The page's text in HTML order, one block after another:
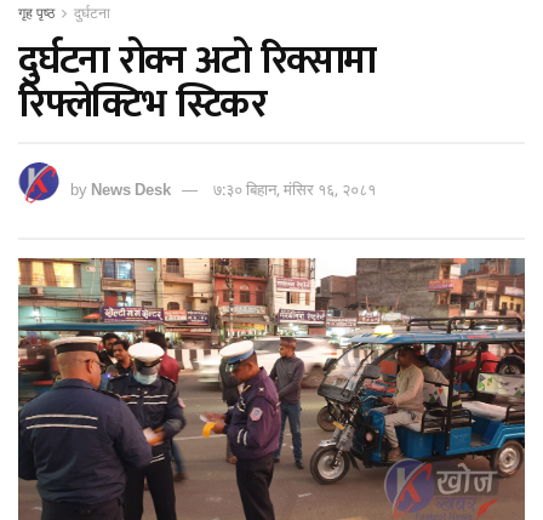
गृह पृष्ठ दुर्घटना
दुर्घटना रोक्न अटो रिक्सामा
रिफ्लेक्टिभ स्टिकर
byNews Desk ७:३० बिहान, मंसिर १६, २०८१